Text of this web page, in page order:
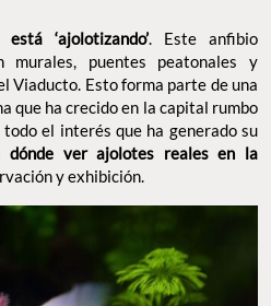
‘ajolotizando’. Este anfibio
murales, puentes peatonales y
Viaducto. Esto forma parte de una
que ha crecido en la capital rumbo
el interés que ha generado su
dónde ver ajolotes reales en la
y exhibición.